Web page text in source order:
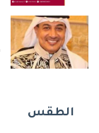
الطقس